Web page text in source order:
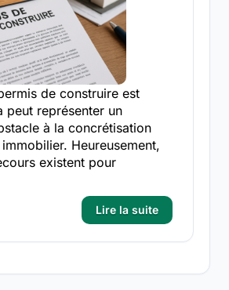
de construire est
peut représenter un
à la concrétisation
Heureusement,
existent pour
Lire la suite